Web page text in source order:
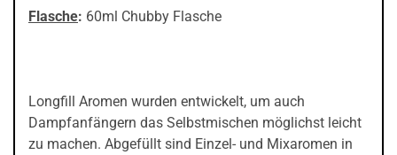
Flasche: 60ml Chubby Flasche
Longfill Aromen wurden entwickelt, um auch
Dampfanfängern das Selbstmischen möglichst leicht
zu machen. Abgefüllt sind Einzel- und Mixaromen in